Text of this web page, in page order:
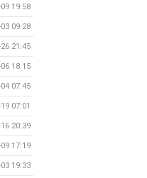
19:58
09:28
21:45
18:15
07:45
07:01
20:39
17:19
19:33